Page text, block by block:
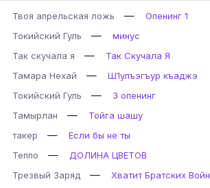
Твоя апрельская ложь —
Опенинг 1
Токийский Гуль
—
минус
Так скучала я
—
Так Скучала Я
Тамара Нехай
—
Ш1улъэгъур къаджэ
Токийский Гуль
—
3 опенинг
Тамырлан
—
Тойга шашу
такер
—
Если бы не ты
Теппо
—
ДОЛИНА ЦВЕТОВ
Трезвый Заряд
—
Хватит Братских Войн